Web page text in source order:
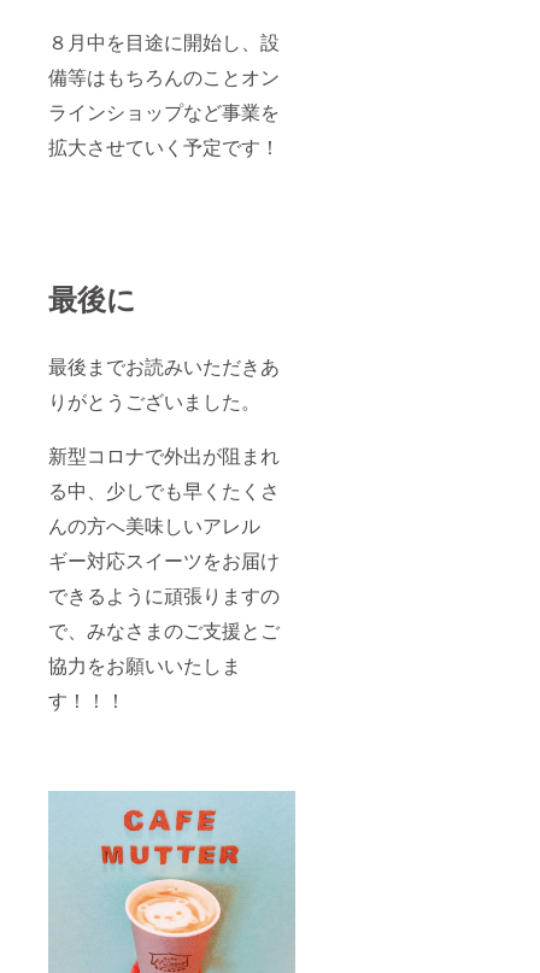
８月中を目途に開始し、設
備等はもちろんのことオン
ラインショップなど事業を
拡大させていく予定です！
最後に
最後までお読みいただきあ
りがとうございました。
新型コロナで外出が阻まれ
る中、少しでも早くたくさ
んの方へ美味しいアレル
ギー対応スイーツをお届け
できるように頑張りますの
で、みなさまのご支援とご
協力をお願いいたしま
す！！！